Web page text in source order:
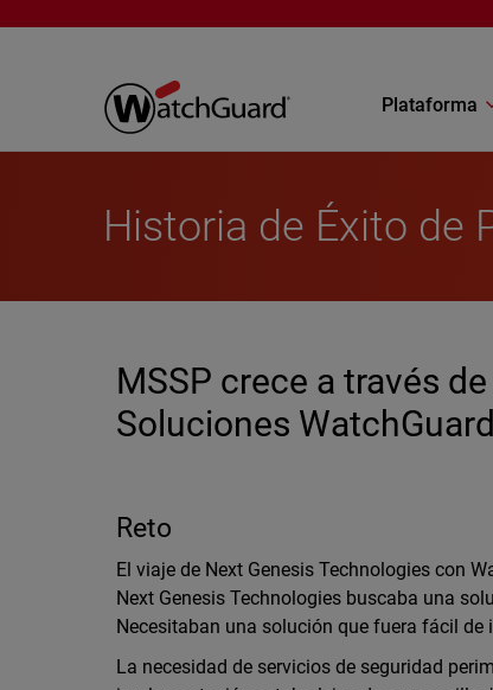
Plataforma
Historia de Éxito de
MSSP crece a través
Soluciones WatchGuard
Reto
El viaje de Next Genesis Technologies con
Next Genesis Technologies buscaba una
Necesitaban una solución que fuera fácil
La necesidad de servicios de seguridad